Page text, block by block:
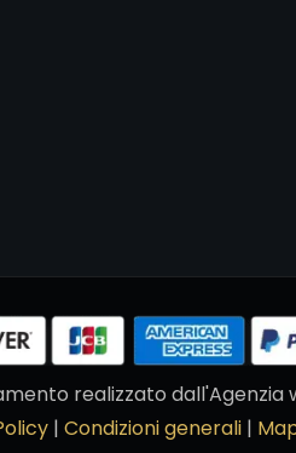
realizzato dall'Agenzia
| Condizioni generali|